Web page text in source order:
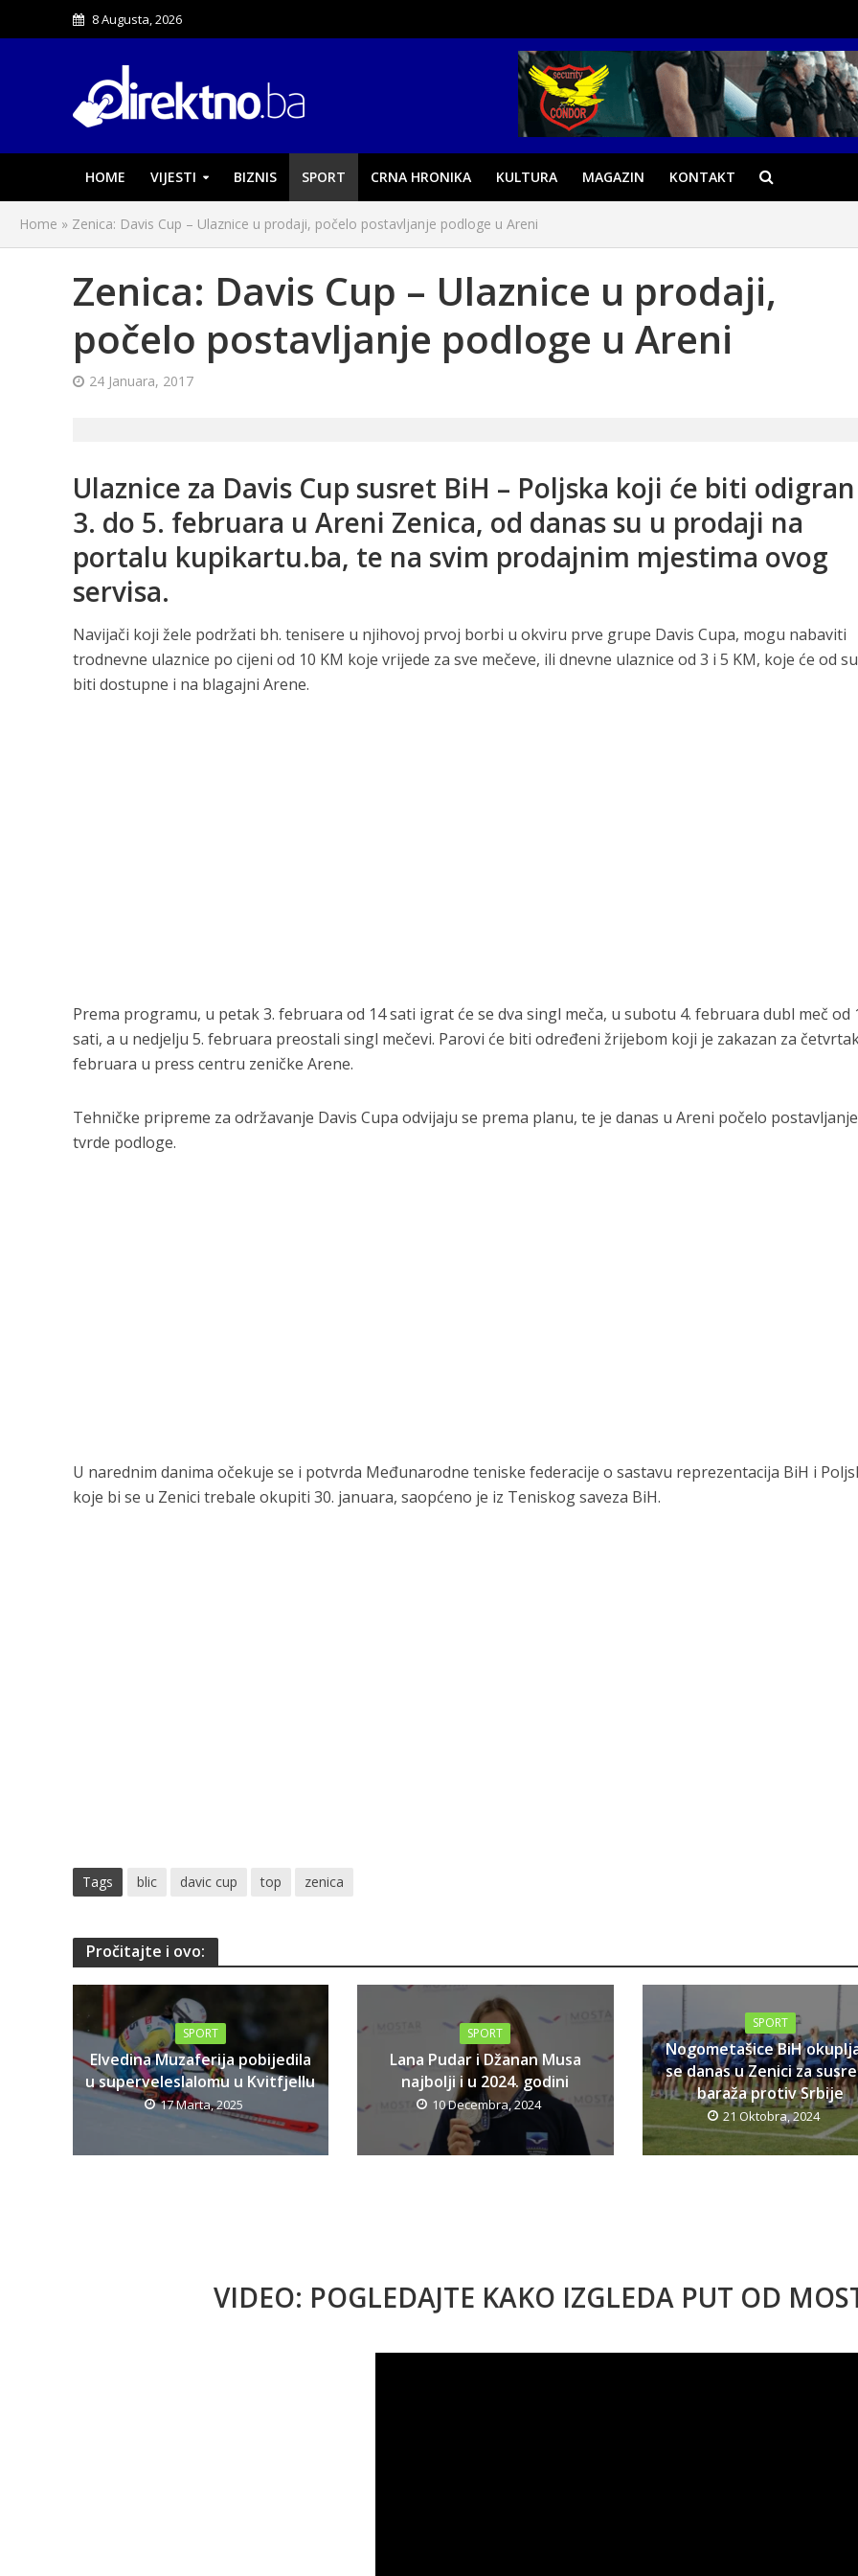
8 Augusta, 2026
HOME VIJESTI BIZNIS SPORT CRNA HRONIKA KULTURA MAGAZIN KONTAKT
Home » Zenica: Davis Cup – Ulaznice u prodaji, počelo postavljanje podloge u Areni
Zenica: Davis Cup – Ulaznice u prodaji,
počelo postavljanje podloge u Areni
24 Januara, 2017
Ulaznice za Davis Cup susret BiH – Poljska koji će biti
3. do 5. februara u Areni Zenica, od danas su u prodaji na
portalu kupikartu.ba, te na svim prodajnim mjestima ovog
servisa.
Navijači koji žele podržati bh. tenisere u njihovoj prvoj borbi u okviru prve grupe Davis Cupa, mogu nabaviti
trodnevne ulaznice po cijeni od 10 KM koje vrijede za sve mečeve, ili dnevne ulaznice od 3 i 5 KM, koje će od
biti dostupne i na blagajni Arene.
Prema programu, u petak 3. februara od 14 sati igrat će se dva singl meča, u subotu 4. februara dubl meč od
sati, a u nedjelju 5. februara preostali singl mečevi. Parovi će biti određeni žrijebom koji je zakazan za
februara u press centru zeničke Arene.
Tehničke pripreme za održavanje Davis Cupa odvijaju se prema planu, te je danas u Areni počelo postavljanje
tvrde podloge.
U narednim danima očekuje se i potvrda Međunarodne teniske federacije o sastavu reprezentacija BiH i
koje bi se u Zenici trebale okupiti 30. januara, saopćeno je iz Teniskog saveza BiH.
Tags blic davic cup top zenica
Pročitajte i ovo:
SPORT
Elvedina Muzaferija pobijedila
u superveleslalomu u Kvitfjellu
17 Marta, 2025
SPORT
Lana Pudar i Džanan Musa
najbolji i u 2024. godini
10 Decembra, 2024
SPORT
Nogometašice BiH
se danas u Zenici za
baraža protiv Srbije
21 Oktobra, 2024
VIDEO: POGLEDAJTE KAKO IZGLEDA PUT OD